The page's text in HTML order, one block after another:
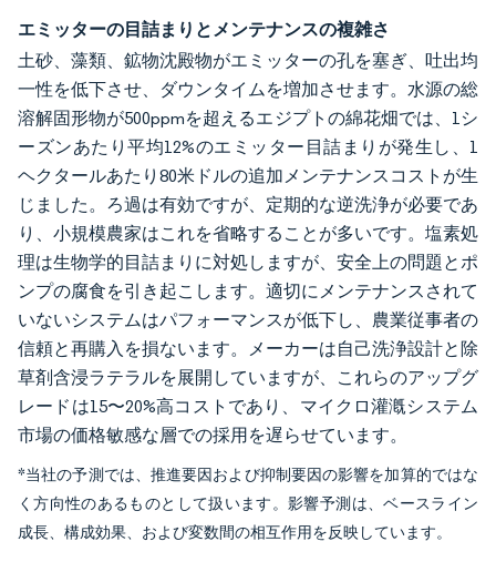
エミッターの目詰まりとメンテナンスの複雑さ
土砂、藻類、鉱物沈殿物がエミッターの孔を塞ぎ、吐出均
一性を低下させ、ダウンタイムを増加させます。水源の総
溶解固形物が500ppmを超えるエジプトの綿花畑では、1シ
ーズンあたり平均12%のエミッター目詰まりが発生し、1
ヘクタールあたり80米ドルの追加メンテナンスコストが生
じました。ろ過は有効ですが、定期的な逆洗浄が必要であ
り、小規模農家はこれを省略することが多いです。塩素処
理は生物学的目詰まりに対処しますが、安全上の問題とポ
ンプの腐食を引き起こします。適切にメンテナンスされて
いないシステムはパフォーマンスが低下し、農業従事者の
信頼と再購入を損ないます。メーカーは自己洗浄設計と除
草剤含浸ラテラルを展開していますが、これらのアップグ
レードは15〜20%高コストであり、マイクロ灌漑システム
市場の価格敏感な層での採用を遅らせています。
*当社の予測では、推進要因および抑制要因の影響を加算的ではな
く方向性のあるものとして扱います。影響予測は、ベースライン
成長、構成効果、および変数間の相互作用を反映しています。